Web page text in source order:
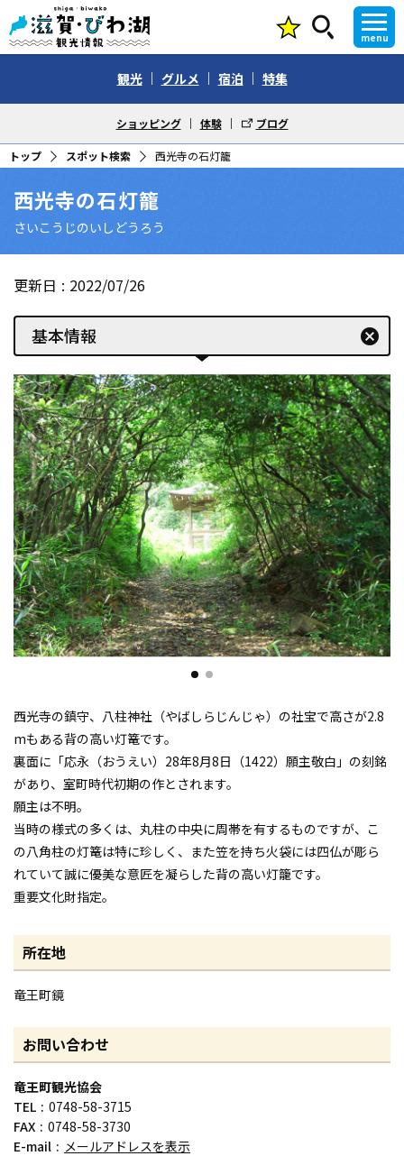
menu
観光 グルメ 宿泊 特集
ショッピング 体験 ブログ
トップ スポット検索 西光寺の石灯籠
西光寺の石灯籠
さいこうじのいしどうろう
更新日 2022/07/26
基本情報 cancel
西光寺の鎮守、八柱神社（やばしらじんじゃ）の社宝で高さが2.8
mもある背の高い灯篭です。
裏面に「応永（おうえい）28年8月8日（1422）願主敬白」の刻銘
があり、室町時代初期の作とされます。
願主は不明。
当時の様式の多くは、丸柱の中央に周帯を有するものですが、こ
の八角柱の灯篭は特に珍しく、また笠を持ち火袋には四仏が彫ら
れていて誠に優美な意匠を凝らした背の高い灯籠です。
重要文化財指定。
所在地
竜王町鏡
お問い合わせ
竜王町観光協会
TEL
0748-58-3715
FAX
0748-58-3730
E-mail
メールアドレスを表示